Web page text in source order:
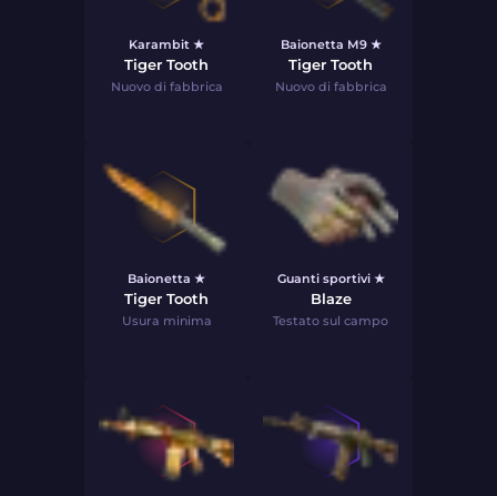
Karambit ★
Tiger Tooth
Nuovo di fabbrica
Baionetta M9 ★
Tiger Tooth
Nuovo di fabbrica
Baionetta ★
Tiger Tooth
Usura minima
Guanti sportivi ★
Blaze
Testato sul campo